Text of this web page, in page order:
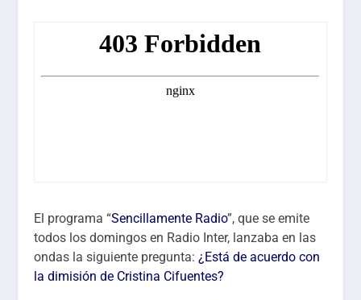
El programa “Sencillamente Radio”, que se emite
todos los domingos en Radio Inter, lanzaba en las
ondas la siguiente pregunta:¿Está de acuerdo con
la dimisión de Cristina Cifuentes?